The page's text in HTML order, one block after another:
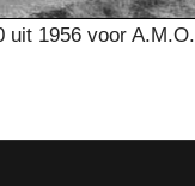
uit 1956 voor A.M.O.